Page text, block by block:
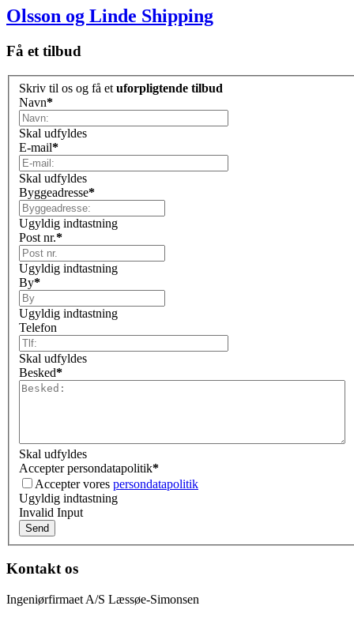
Olsson og Linde Shipping
Få et tilbud
Skriv til os og få et uforpligtende tilbud
Navn*
Skal udfyldes
E-mail*
Skal udfyldes
Byggeadresse*
Ugyldig indtastning
Post nr.*
Ugyldig indtastning
By*
Ugyldig indtastning
Telefon
Skal udfyldes
Besked*
Skal udfyldes
Accepter persondatapolitik*
Accepter vores persondatapolitik
Ugyldig indtastning
Invalid Input
Kontakt os
Ingeniørfirmaet A/S Læssøe-Simonsen